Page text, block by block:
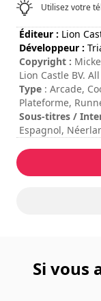
Utilisez votre
Éditeur : Lion
Développeur :
Copyright :
Lion Castle BV.
Type : Arcade,
Plateforme,
Sous-titres /
Espagnol,
Difficulté
Mode multijoueur
Les
Si vous